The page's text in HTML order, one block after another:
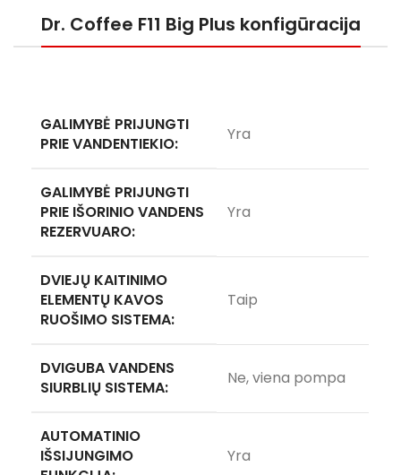
Dr. Coffee F11 Big Plus konfigūracija
GALIMYBĖ PRIJUNGTI
PRIE VANDENTIEKIO:
Yra
GALIMYBĖ PRIJUNGTI
PRIE IŠORINIO VANDENS
REZERVUARO:
Yra
DVIEJŲ KAITINIMO
ELEMENTŲ KAVOS
RUOŠIMO SISTEMA:
Taip
DVIGUBA VANDENS
SIURBLIŲ SISTEMA:
Ne, viena pompa
AUTOMATINIO
IŠSIJUNGIMO
Yra